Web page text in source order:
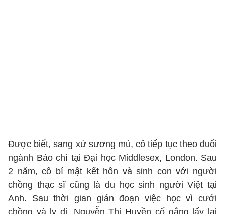
Được biết, sang xứ sương mù, cô tiếp tục theo đuổi
ngành Báo chí tại Đại học Middlesex, London. Sau
2 năm, cô bí mật kết hôn và sinh con với người
chồng thạc sĩ cũng là du học sinh người Việt tại
Anh. Sau thời gian gián đoạn việc học vì cưới
chồng và ly dị, Nguyễn Thị Huyền cố gắng lấy lại